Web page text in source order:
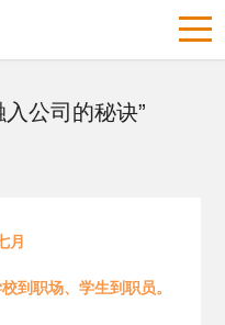
公司的秘诀”
月
到职场、学生到职员。